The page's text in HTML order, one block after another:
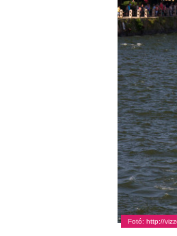
Fotó: http://